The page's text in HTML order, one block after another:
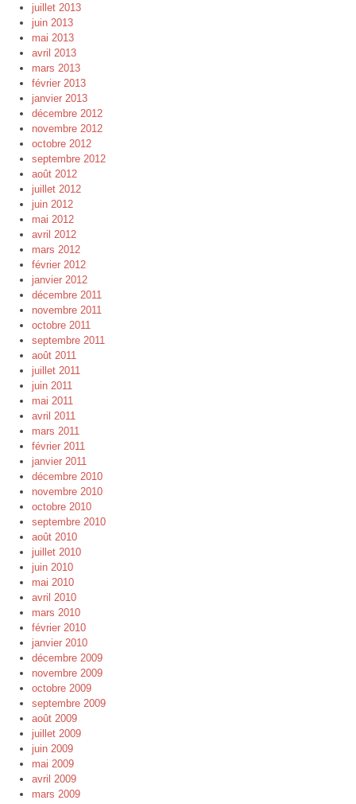
juillet 2013
juin 2013
mai 2013
avril 2013
mars 2013
février 2013
janvier 2013
décembre 2012
novembre 2012
octobre 2012
septembre 2012
août 2012
juillet 2012
juin 2012
mai 2012
avril 2012
mars 2012
février 2012
janvier 2012
décembre 2011
novembre 2011
octobre 2011
septembre 2011
août 2011
juillet 2011
juin 2011
mai 2011
avril 2011
mars 2011
février 2011
janvier 2011
décembre 2010
novembre 2010
octobre 2010
septembre 2010
août 2010
juillet 2010
juin 2010
mai 2010
avril 2010
mars 2010
février 2010
janvier 2010
décembre 2009
novembre 2009
octobre 2009
septembre 2009
août 2009
juillet 2009
juin 2009
mai 2009
avril 2009
mars 2009